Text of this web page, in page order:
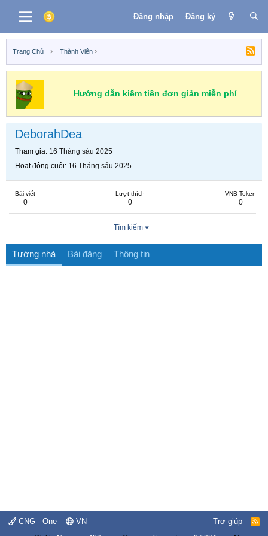
Đăng nhập Đăng ký
Trang Chủ Thành Viên
Hướng dẫn kiếm tiền đơn giản miễn phí
DeborahDea
Tham gia 16 Tháng sáu 2025
Hoạt động cuối 16 Tháng sáu 2025
Bài viết
0
Lượt thích
0
VNB Token
0
Tìm kiếm
Tường nhà Bài đăng Thông tin
CNG - One VN Trợ giúp
R